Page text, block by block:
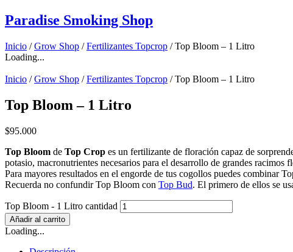
Paradise Smoking Shop
Inicio /Grow Shop /Fertilizantes Topcrop / Top Bloom – 1 Litro
Loading...
Inicio /Grow Shop /Fertilizantes Topcrop / Top Bloom – 1 Litro
Top Bloom – 1 Litro
$95.000
Top Bloom de Top Crop es un fertilizante de floración capaz de
potasio, macronutrientes necesarios para el desarrollo de grandes racimos
Para mayores resultados en el engorde de tus cogollos puedes combinar
Recuerda no confundir Top Bloom con Top Bud. El primero de ellos se
Top Bloom - 1 Litro cantidad
Añadir al carrito
Loading...